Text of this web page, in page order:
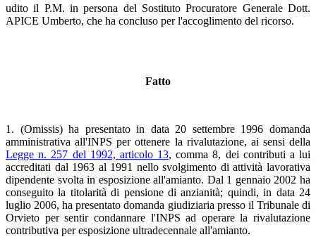
udito il P.M. in persona del Sostituto Procuratore Generale Dott.
APICE Umberto, che ha concluso per l'accoglimento del ricorso.
Fatto
1. (Omissis) ha presentato in data 20 settembre 1996 domanda
amministrativa all'INPS per ottenere la rivalutazione, ai sensi della
Legge n. 257 del 1992, articolo 13, comma 8, dei contributi a lui
accreditati dal 1963 al 1991 nello svolgimento di attività lavorativa
dipendente svolta in esposizione all'amianto. Dal 1 gennaio 2002 ha
conseguito la titolarità di pensione di anzianità; quindi, in data 24
luglio 2006, ha presentato domanda giudiziaria presso il Tribunale di
Orvieto per sentir condannare l'INPS ad operare la rivalutazione
contributiva per esposizione ultradecennale all'amianto.